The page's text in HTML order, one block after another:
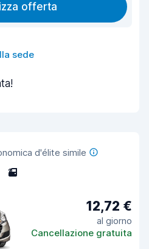
offerta
sede
d'élite simile
2
12,72 €
al giorno
Cancellazione gratuita